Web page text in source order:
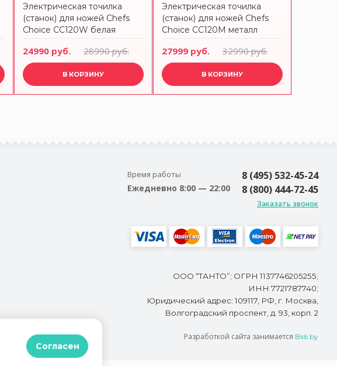
Электрическая точилка
(станок) для ножей Chefs
Choice CC120W белая
24990 руб. 28990 руб.
В КОРЗИНУ
Электрическая точилка
(станок) для ножей Chefs
Choice CC120M металл
27999 руб. 32990 руб.
В КОРЗИНУ
Время работы
Ежедневно 8:00 — 22:00
8 (495) 532-45-24
8 (800) 444-72-45
Заказать звонок
ООО “ТАНТО”; ОГРН 1137746205255;
ИНН 7721787740;
Юридический адрес: 109117, РФ, г. Москва,
Волгоградский проспект, д. 93, корп. 2
Разработкой сайта занимается Bidi.by
Согласен